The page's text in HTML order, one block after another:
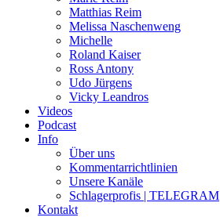
Matthias Reim
Melissa Naschenweng
Michelle
Roland Kaiser
Ross Antony
Udo Jürgens
Vicky Leandros
Videos
Podcast
Info
Über uns
Kommentarrichtlinien
Unsere Kanäle
Schlagerprofis | TELEGRAM
Kontakt